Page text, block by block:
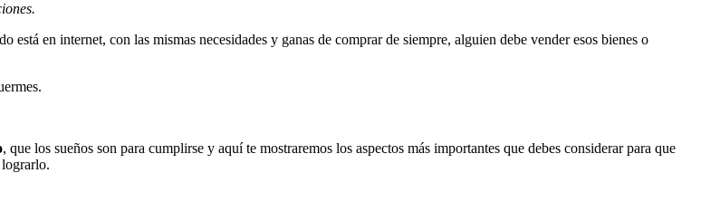
en internet, con las mismas necesidades y ganas de comprar de siempre, alguien debe vender esos bienes o
, que los sueños son para cumplirse y aquí te mostraremos los aspectos más importantes que debes considerar para que